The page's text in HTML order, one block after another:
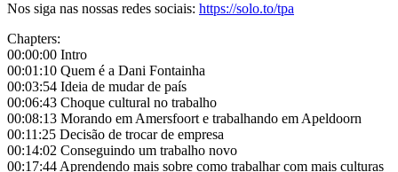
Nos siga nas nossas redes sociais: https://solo.to/tpa
Chapters:
00:00:00 Intro
00:01:10 Quem é a Dani Fontainha
00:03:54 Ideia de mudar de país
00:06:43 Choque cultural no trabalho
00:08:13 Morando em Amersfoort e trabalhando em Apeldoorn
00:11:25 Decisão de trocar de empresa
00:14:02 Conseguindo um trabalho novo
00:17:44 Aprendendo mais sobre como trabalhar com mais culturas